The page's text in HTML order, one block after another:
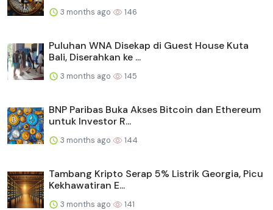
3 months ago 146
Puluhan WNA Disekap di Guest House Kuta
Bali, Diserahkan ke ...
3 months ago 145
BNP Paribas Buka Akses Bitcoin dan Ethereum
untuk Investor R...
3 months ago 144
Tambang Kripto Serap 5% Listrik Georgia, Picu
Kekhawatiran E...
3 months ago 141